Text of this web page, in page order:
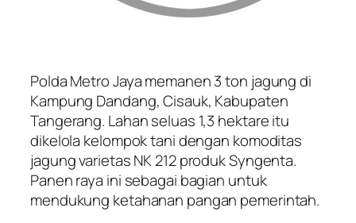
Polda Metro Jaya memanen 3 ton jagung di
Kampung Dandang, Cisauk, Kabupaten
Tangerang. Lahan seluas 1,3 hektare itu
dikelola kelompok tani dengan komoditas
jagung varietas NK 212 produk Syngenta.
Panen raya ini sebagai bagian untuk
mendukung ketahanan pangan pemerintah.